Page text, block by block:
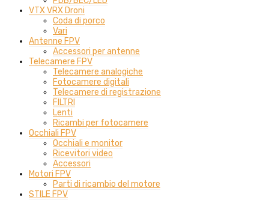
VTX VRX Droni
Coda di porco
Vari
Antenne FPV
Accessori per antenne
Telecamere FPV
Telecamere analogiche
Fotocamere digitali
Telecamere di registrazione
FILTRI
Lenti
Ricambi per fotocamere
Occhiali FPV
Occhiali e monitor
Ricevitori video
Accessori
Motori FPV
Parti di ricambio del motore
STILE FPV